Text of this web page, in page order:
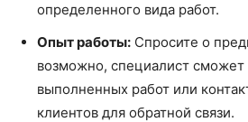
определенного вида работ.
Опыт работы: Спросите о
возможно, специалист сможет
выполненных работ или
клиентов для обратной связи.